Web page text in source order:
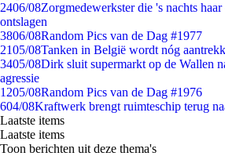
2406/08Zorgmedewerkster die 's nachts
ontslagen
3806/08Random Pics van de Dag #1977
2105/08Tanken in België wordt nóg
3405/08Dirk sluit supermarkt op de Wallen
agressie
1205/08Random Pics van de Dag #1976
604/08Kraftwerk brengt ruimteschip terug
Laatste items
Laatste items
Toon berichten uit deze thema's